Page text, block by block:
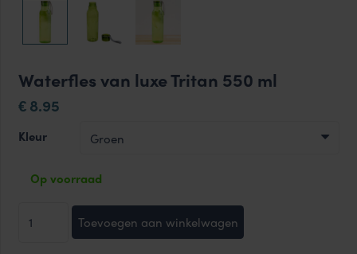
Waterfles van luxe Tritan 550 ml
€ 8.95
Kleur
Op voorraad
van
Toevoegen aan winkelwagen